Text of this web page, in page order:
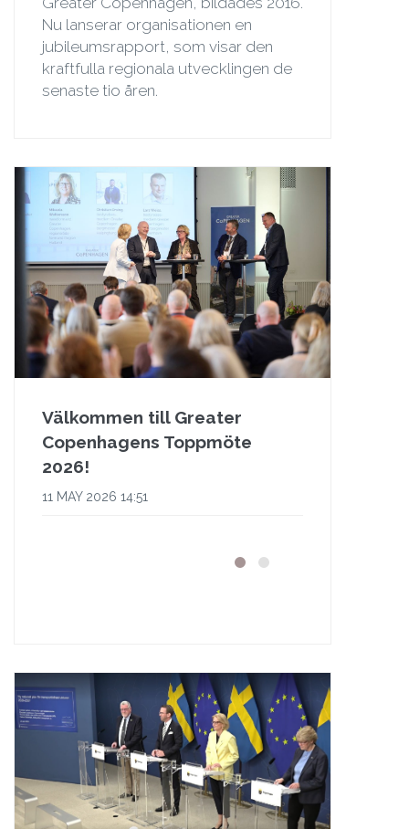
Nu lanserar organisationen en
jubileumsrapport, som visar den
kraftfulla regionala utvecklingen de
senaste tio åren.
Välkommen till Greater
Copenhagens Toppmöte
2026!
11 MAY 2026 14:51